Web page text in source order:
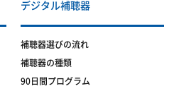
デジタル補聴器
補聴器選びの流れ
補聴器の種類
90日間プログラム